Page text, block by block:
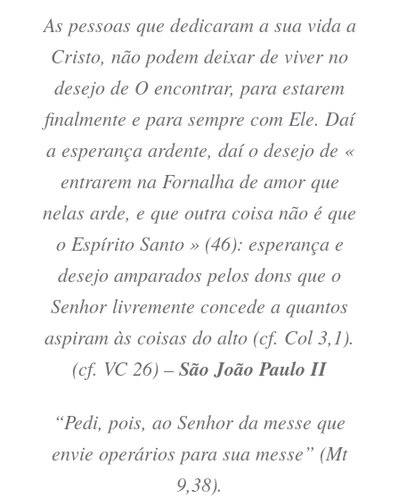
As pessoas que dedicaram a sua vida a
Cristo, não podem deixar de viver no
desejo de O encontrar, para estarem
finalmente e para sempre com Ele. Daí
a esperança ardente, daí o desejo de «
entrarem na Fornalha de amor que
nelas arde, e que outra coisa não é que
o Espírito Santo » (46): esperança e
desejo amparados pelos dons que o
Senhor livremente concede a quantos
aspiram às coisas do alto (cf. Col 3,1).
(cf. VC 26) – São João Paulo II
“Pedi, pois, ao Senhor da messe que
envie operários para sua messe” (Mt
9,38).